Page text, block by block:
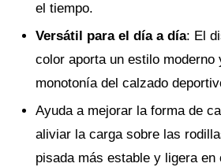
el tiempo.
Versátil para el día a día: El
color aporta un estilo moderno
monotonía del calzado
Ayuda a mejorar la forma de
aliviar la carga sobre las
pisada más estable y ligera en